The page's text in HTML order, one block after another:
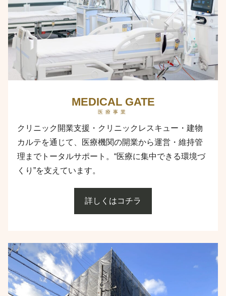
MEDICAL GATE
医療事業
クリニック開業支援・クリニックレスキュー・建物
カルテを通じて、医療機関の開業から運営・維持管
理までトータルサポート。“医療に集中できる環境づ
くり”を支えています。
詳しくはコチラ